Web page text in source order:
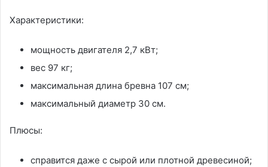
Характеристики:
мощность двигателя 2,7 кВт;
вес 97 кг;
максимальная длина бревна 107 см;
максимальный диаметр 30 см.
Плюсы:
справится даже с сырой или плотной древесиной;